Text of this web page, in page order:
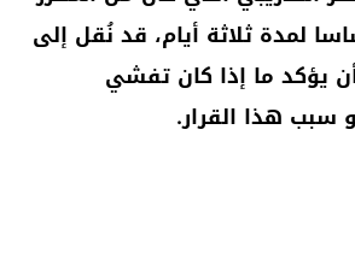
لمدة ثلاثة أيام، قد نُقل إلى
يؤكد ما إذا كان تفشي
سبب هذا القرار.